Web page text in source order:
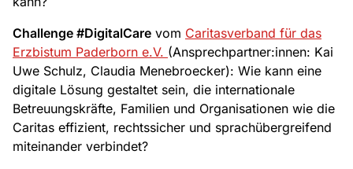
Challenge #DigitalCare vom Caritasverband für das
Erzbistum Paderborn e.V. (Ansprechpartner:innen: Kai
Uwe Schulz, Claudia Menebroecker): Wie kann eine
digitale Lösung gestaltet sein, die internationale
Betreuungskräfte, Familien und Organisationen wie die
Caritas effizient, rechtssicher und sprachübergreifend
miteinander verbindet?